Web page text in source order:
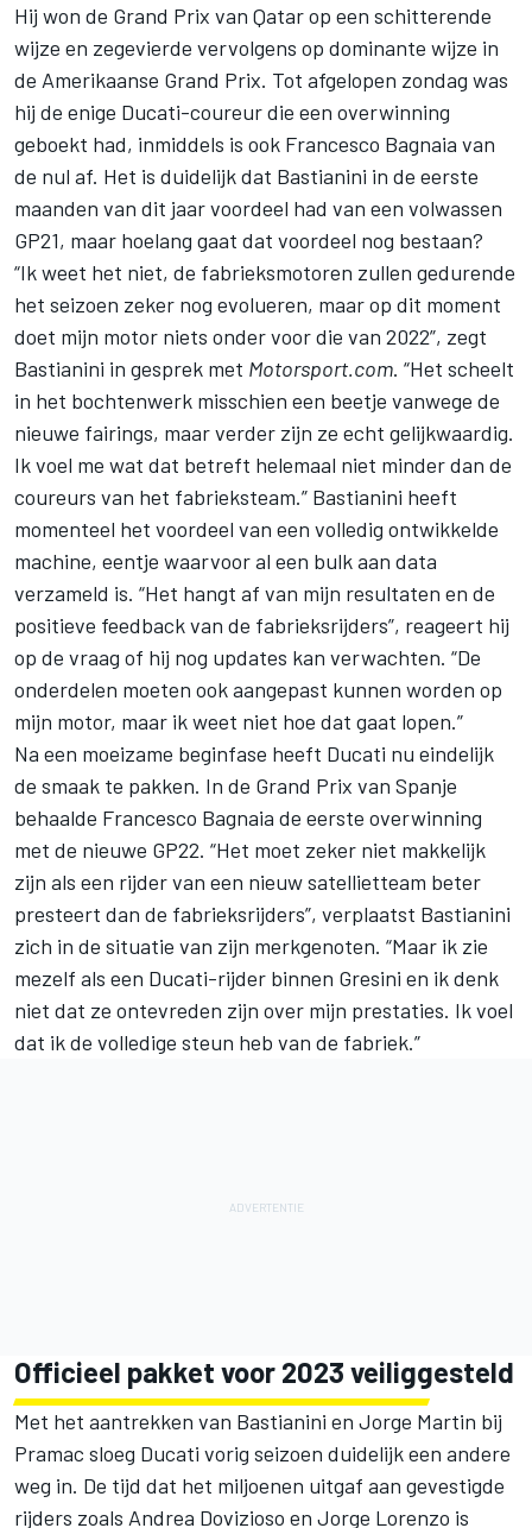
Hij won de Grand Prix van Qatar op een schitterende
wijze en zegevierde vervolgens op dominante wijze in
de Amerikaanse Grand Prix. Tot afgelopen zondag was
hij de enige Ducati-coureur die een overwinning
geboekt had, inmiddels is ook Francesco Bagnaia van
de nul af. Het is duidelijk dat Bastianini in de eerste
maanden van dit jaar voordeel had van een volwassen
GP21, maar hoelang gaat dat voordeel nog bestaan?
“Ik weet het niet, de fabrieksmotoren zullen gedurende
het seizoen zeker nog evolueren, maar op dit moment
doet mijn motor niets onder voor die van 2022”, zegt
Bastianini in gesprek met Motorsport.com. “Het scheelt
in het bochtenwerk misschien een beetje vanwege de
nieuwe fairings, maar verder zijn ze echt gelijkwaardig.
Ik voel me wat dat betreft helemaal niet minder dan de
coureurs van het fabrieksteam.” Bastianini heeft
momenteel het voordeel van een volledig ontwikkelde
machine, eentje waarvoor al een bulk aan data
verzameld is. “Het hangt af van mijn resultaten en de
positieve feedback van de fabrieksrijders”, reageert hij
op de vraag of hij nog updates kan verwachten. “De
onderdelen moeten ook aangepast kunnen worden op
mijn motor, maar ik weet niet hoe dat gaat lopen.”
Na een moeizame beginfase heeft Ducati nu eindelijk
de smaak te pakken. In de Grand Prix van Spanje
behaalde Francesco Bagnaia de eerste overwinning
met de nieuwe GP22. “Het moet zeker niet makkelijk
zijn als een rijder van een nieuw satellietteam beter
presteert dan de fabrieksrijders”, verplaatst Bastianini
zich in de situatie van zijn merkgenoten. “Maar ik zie
mezelf als een Ducati-rijder binnen Gresini en ik denk
niet dat ze ontevreden zijn over mijn prestaties. Ik voel
dat ik de volledige steun heb van de fabriek.”
Officieel pakket voor 2023 veiliggesteld
Met het aantrekken van Bastianini en Jorge Martin bij
Pramac sloeg Ducati vorig seizoen duidelijk een andere
weg in. De tijd dat het miljoenen uitgaf aan gevestigde
rijders zoals Andrea Dovizioso en Jorge Lorenzo is